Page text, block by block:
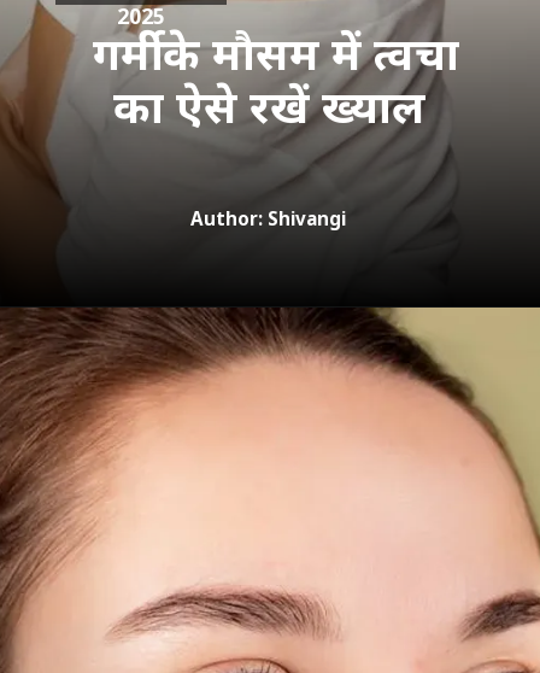
गर्मी के मौसम में त्वचा
का ऐसे रखें ख्याल
2025
Author: Shivangi